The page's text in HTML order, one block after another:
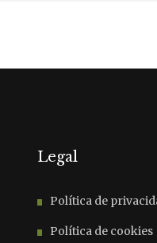
Legal
Política de
Política de cookies